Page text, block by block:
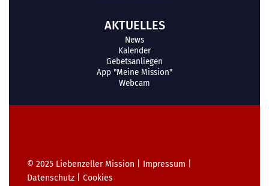
AKTUELLES
News
Kalender
Gebetsanliegen
App "Meine Mission"
Webcam
© 2025 Liebenzeller Mission Impressum
Datenschutz
Cookies